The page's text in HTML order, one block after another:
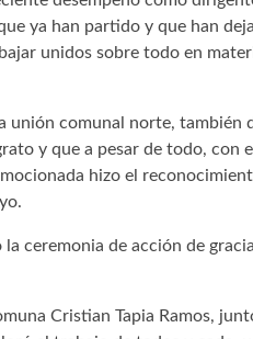
ya han partido y que han
unidos sobre todo en
unión comunal norte,
y que a pesar de todo, con
hizo el
ceremonia de acción de
Cristian Tapia Ramos,